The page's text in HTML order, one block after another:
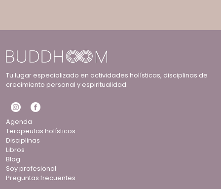
Tu lugar especializado en actividades holísticas, disciplinas de
crecimiento personal y espiritualidad.
Agenda
Terapeutas holísticos
Disciplinas
Libros
Blog
Soy profesional
Preguntas frecuentes